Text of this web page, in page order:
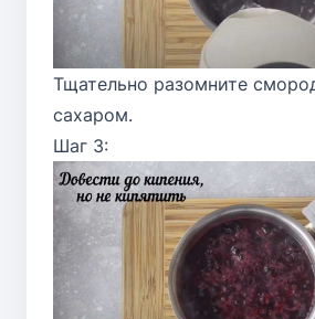
Тщательно разомните
сахаром.
Шаг 3: